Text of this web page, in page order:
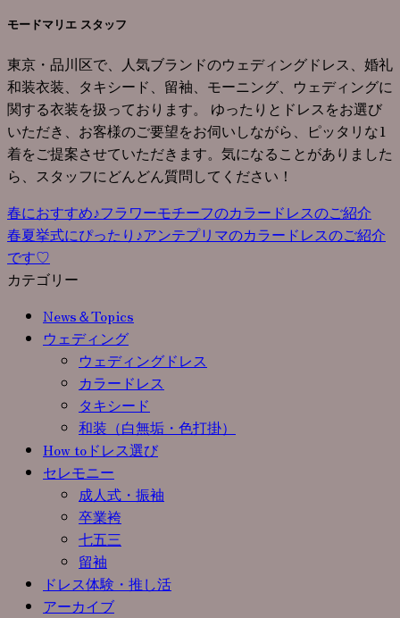
モードマリエ スタッフ
東京・品川区で、人気ブランドのウェディングドレス、婚礼
和装衣装、タキシード、留袖、モーニング、ウェディングに
関する衣装を扱っております。 ゆったりとドレスをお選び
いただき、お客様のご要望をお伺いしながら、ピッタリな1
着をご提案させていただきます。気になることがありました
ら、スタッフにどんどん質問してください！
春におすすめ♪フラワーモチーフのカラードレスのご紹介
春夏挙式にぴったり♪アンテプリマのカラードレスのご紹介
です♡
カテゴリー
News＆Topics
ウェディング
ウェディングドレス
カラードレス
タキシード
和装（白無垢・色打掛）
How toドレス選び
セレモニー
成人式・振袖
卒業袴
七五三
留袖
ドレス体験・推し活
アーカイブ